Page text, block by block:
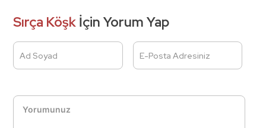
Sırça Köşk İçin Yorum Yap
Ad Soyad E-Posta Adresiniz